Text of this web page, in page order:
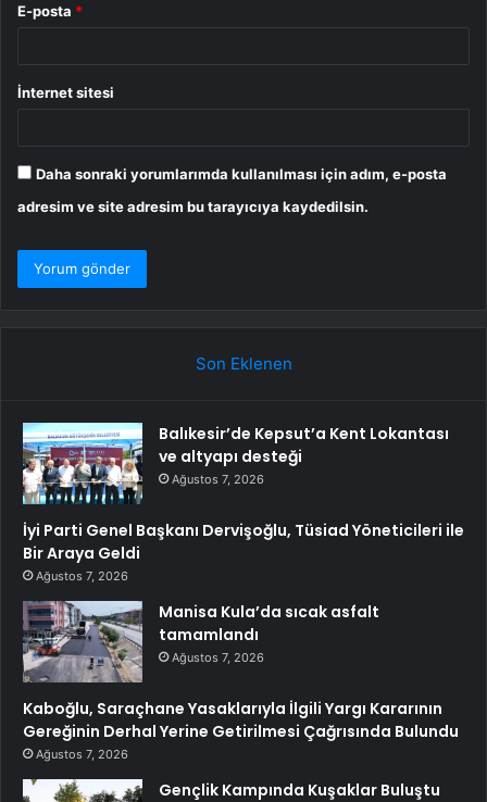
E-posta *
İnternet sitesi
Daha sonraki yorumlarımda kullanılması için adım, e-posta
adresim ve site adresim bu tarayıcıya kaydedilsin.
Son Eklenen
Balıkesir’de Kepsut’a Kent Lokantası
ve altyapı desteği
Ağustos 7, 2026
İyi Parti Genel Başkanı Dervişoğlu, Tüsiad Yöneticileri ile
Bir Araya Geldi
Ağustos 7, 2026
Manisa Kula’da sıcak asfalt
tamamlandı
Ağustos 7, 2026
Kaboğlu, Saraçhane Yasaklarıyla İlgili Yargı Kararının
Gereğinin Derhal Yerine Getirilmesi Çağrısında Bulundu
Ağustos 7, 2026
Gençlik Kampında Kuşaklar Buluştu